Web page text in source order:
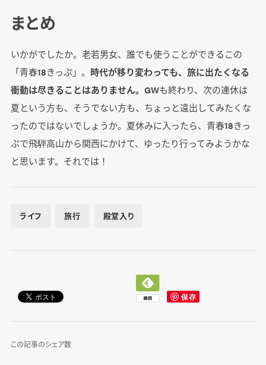
まとめ
いかがでしたか。老若男女、誰でも使うことができるこの
「青春18きっぷ」。 時代が移り変わっても、旅に出たくなる
衝動は尽きることはありません。 GWも終わり、次の連休は
夏という方も、そうでない方も、ちょっと遠出してみたくな
ったのではないでしょうか。夏休みに入ったら、青春18きっ
ぷで飛騨高山から関西にかけて、ゆったり行ってみようかな
と思います。それでは！
ライフ 旅行 殿堂入り
この記事のシェア数